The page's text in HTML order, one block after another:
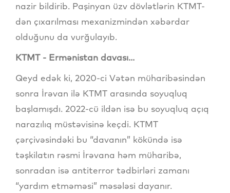
nazir bildirib. Paşinyan üzv dövlətlərin KTMT-
dən çıxarılması mexanizmindən xəbərdar
olduğunu da vurğulayıb.
KTMT - Ermənistan davası...
Qeyd edək ki, 2020-ci Vətən müharibəsindən
sonra İrəvan ilə KTMT arasında soyuqluq
başlamışdı. 2022-cü ildən isə bu soyuqluq açıq
narazılıq müstəvisinə keçdi. KTMT
çərçivəsindəki bu “davanın” kökündə isə
təşkilatın rəsmi İrəvana həm müharibə,
sonradan isə antiterror tədbirləri zamanı
“yardım etməməsi” məsələsi dayanır.